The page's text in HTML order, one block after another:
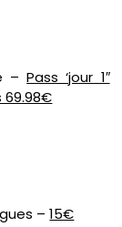
–Pass ‘jour 1″
69.98€
–15€